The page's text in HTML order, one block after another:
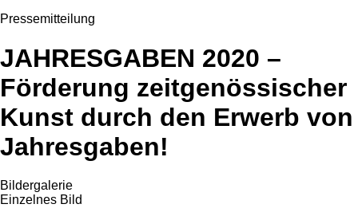
Pressemitteilung
JAHRESGABEN 2020 –
Förderung zeitgenössischer
Kunst durch den Erwerb von
Jahresgaben!
Bildergalerie
Einzelnes Bild